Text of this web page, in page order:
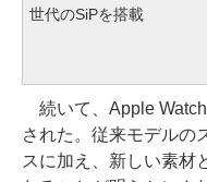
世代のSiPを搭載
続いて、Apple
された。従来モデルの
スに加え、新しい素材